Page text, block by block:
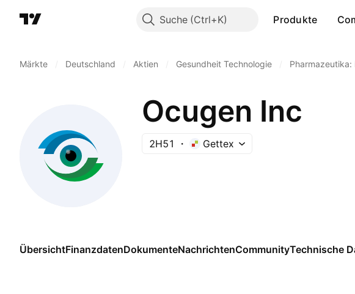
Suche Produkte
Märkte Deutschland Aktien Gesundheit Technologie Pharmazeutika:
Ocugen Inc
2H51 Gettex
ÜbersichtFinanzdatenDokumenteNachrichtenCommunityTechnische